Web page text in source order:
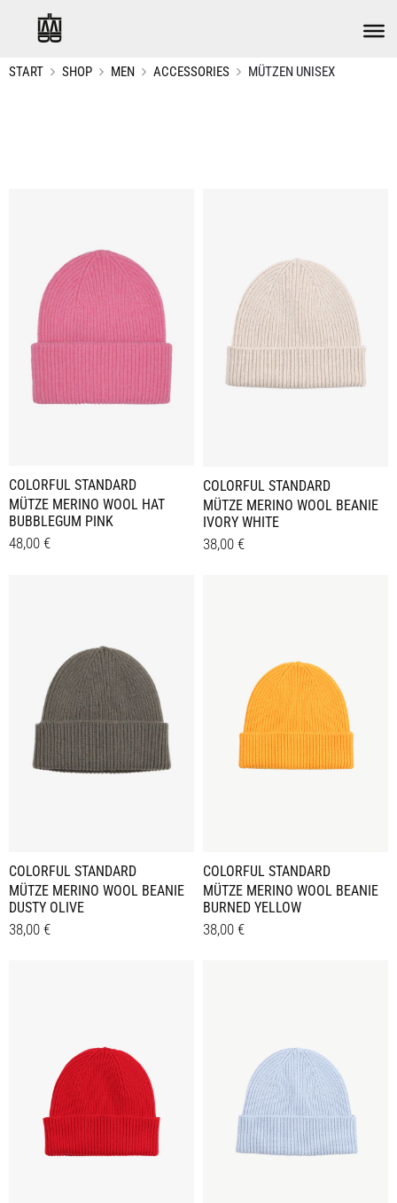
START SHOP MEN ACCESSORIES MÜTZEN UNISEX
COLORFUL STANDARD
MÜTZE MERINO WOOL HAT
BUBBLEGUM PINK
48,00 €
COLORFUL STANDARD
MÜTZE MERINO WOOL BEANIE
IVORY WHITE
38,00 €
COLORFUL STANDARD
MÜTZE MERINO WOOL BEANIE
DUSTY OLIVE
38,00 €
COLORFUL STANDARD
MÜTZE MERINO WOOL BEANIE
BURNED YELLOW
38,00 €